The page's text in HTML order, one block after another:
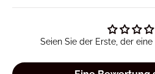
Seien Sie der Erste, der